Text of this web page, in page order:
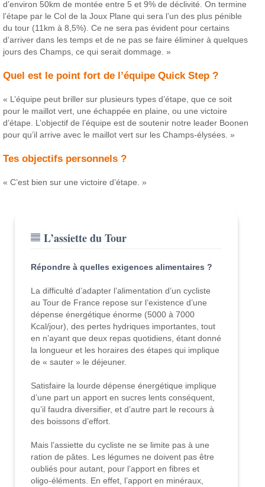
d’environ 50km de montée entre 5 et 9% de déclivité. On termine
l’étape par le Col de la Joux Plane qui sera l’un des plus pénible
du tour (11km à 8,5%). Ce ne sera pas évident pour certains
d’arriver dans les temps et de ne pas se faire éliminer à quelques
jours des Champs, ce qui serait dommage. »
Quel est le point fort de l’équipe Quick Step ?
« L’équipe peut briller sur plusieurs types d’étape, que ce soit
pour le maillot vert, une échappée en plaine, ou une victoire
d’étape. L’objectif de l’équipe est de soutenir notre leader Boonen
pour qu’il arrive avec le maillot vert sur les Champs-élysées. »
Tes objectifs personnels ?
« C’est bien sur une victoire d’étape. »
L’assiette du Tour
Répondre à quelles exigences alimentaires ?
La difficulté d’adapter l’alimentation d’un cycliste
au Tour de France repose sur l’existence d’une
dépense énergétique énorme (5000 à 7000
Kcal/jour), des pertes hydriques importantes, tout
en n’ayant que deux repas quotidiens, étant donné
la longueur et les horaires des étapes qui implique
de « sauter » le déjeuner.
Satisfaire la lourde dépense énergétique implique
d’une part un apport en sucres lents conséquent,
qu’il faudra diversifier, et d’autre part le recours à
des boissons d’effort.
Mais l’assiette du cycliste ne se limite pas à une
ration de pâtes. Les légumes ne doivent pas être
oubliés pour autant, pour l’apport en fibres et
oligo-éléments. En effet, l’apport en minéraux,